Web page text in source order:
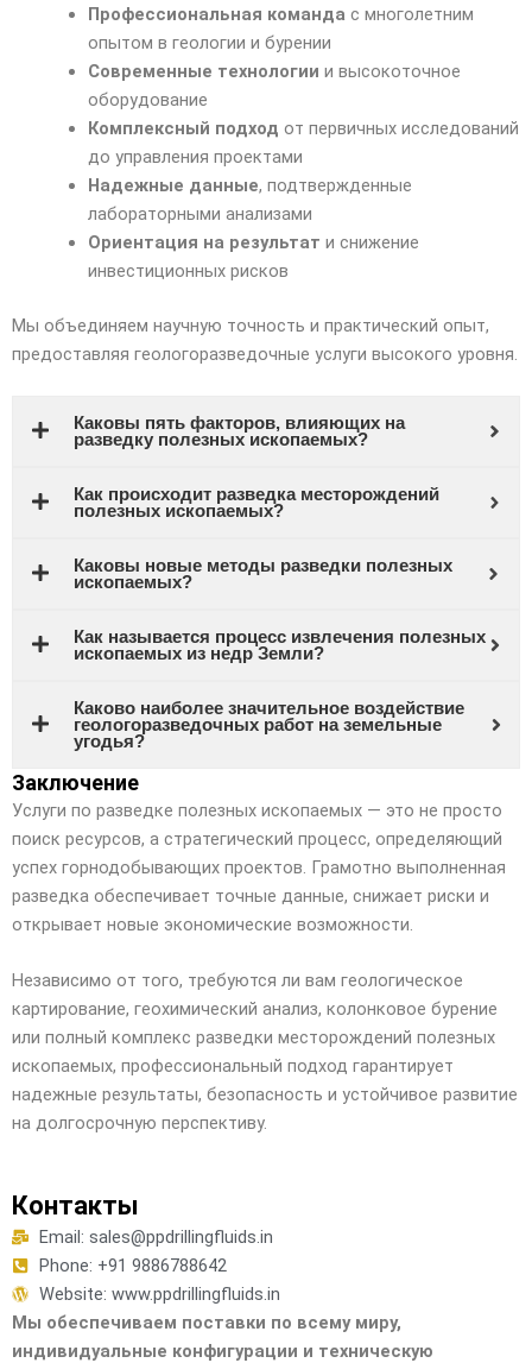
Профессиональная команда с многолетним
опытом в геологии и бурении
Современные технологии и высокоточное
оборудование
Комплексный подход от первичных исследований
до управления проектами
Надежные данные, подтвержденные
лабораторными анализами
Ориентация на результат и снижение
инвестиционных рисков
Мы объединяем научную точность и практический опыт,
предоставляя геологоразведочные услуги высокого уровня.
Каковы пять факторов, влияющих на
разведку полезных ископаемых?
Как происходит разведка месторождений
полезных ископаемых?
Каковы новые методы разведки полезных
ископаемых?
Как называется процесс извлечения полезных
ископаемых из недр Земли?
Каково наиболее значительное воздействие
геологоразведочных работ на земельные
угодья?
Заключение
Услуги по разведке полезных ископаемых — это не просто
поиск ресурсов, а стратегический процесс, определяющий
успех горнодобывающих проектов. Грамотно выполненная
разведка обеспечивает точные данные, снижает риски и
открывает новые экономические возможности.
Независимо от того, требуются ли вам геологическое
картирование, геохимический анализ, колонковое бурение
или полный комплекс разведки месторождений полезных
ископаемых, профессиональный подход гарантирует
надежные результаты, безопасность и устойчивое развитие
на долгосрочную перспективу.
Контакты
Email: sales@ppdrillingfluids.in
Phone: +91 9886788642
Website: www.ppdrillingfluids.in
Мы обеспечиваем поставки по всему миру,
индивидуальные конфигурации и техническую